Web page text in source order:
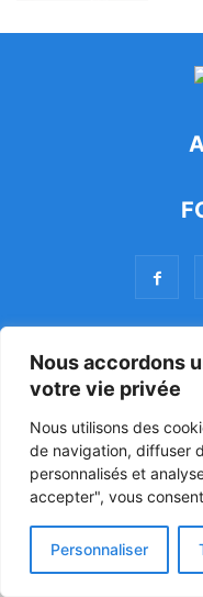
Nous accordons
votre vie privée
Nous utilisons des
de navigation, diffuser
personnalisés et
accepter", vous
Personnaliser
47ᵉ Assemblée
Luciano
Politique
© Powered